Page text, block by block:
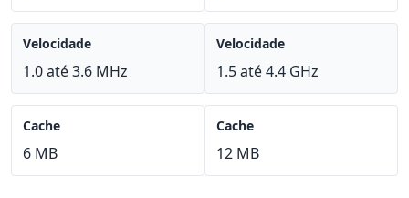
Velocidade
1.0 até 3.6 MHz
Cache
6 MB
Velocidade
1.5 até 4.4 GHz
Cache
12 MB